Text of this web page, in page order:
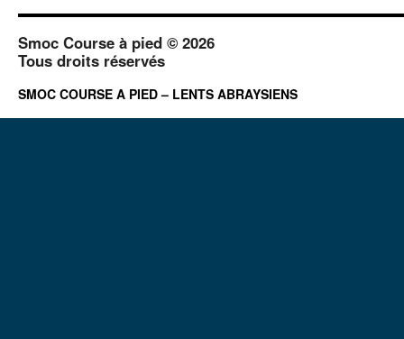
Smoc Course à pied © 2026
Tous droits réservés
SMOC COURSE A PIED – LENTS ABRAYSIENS